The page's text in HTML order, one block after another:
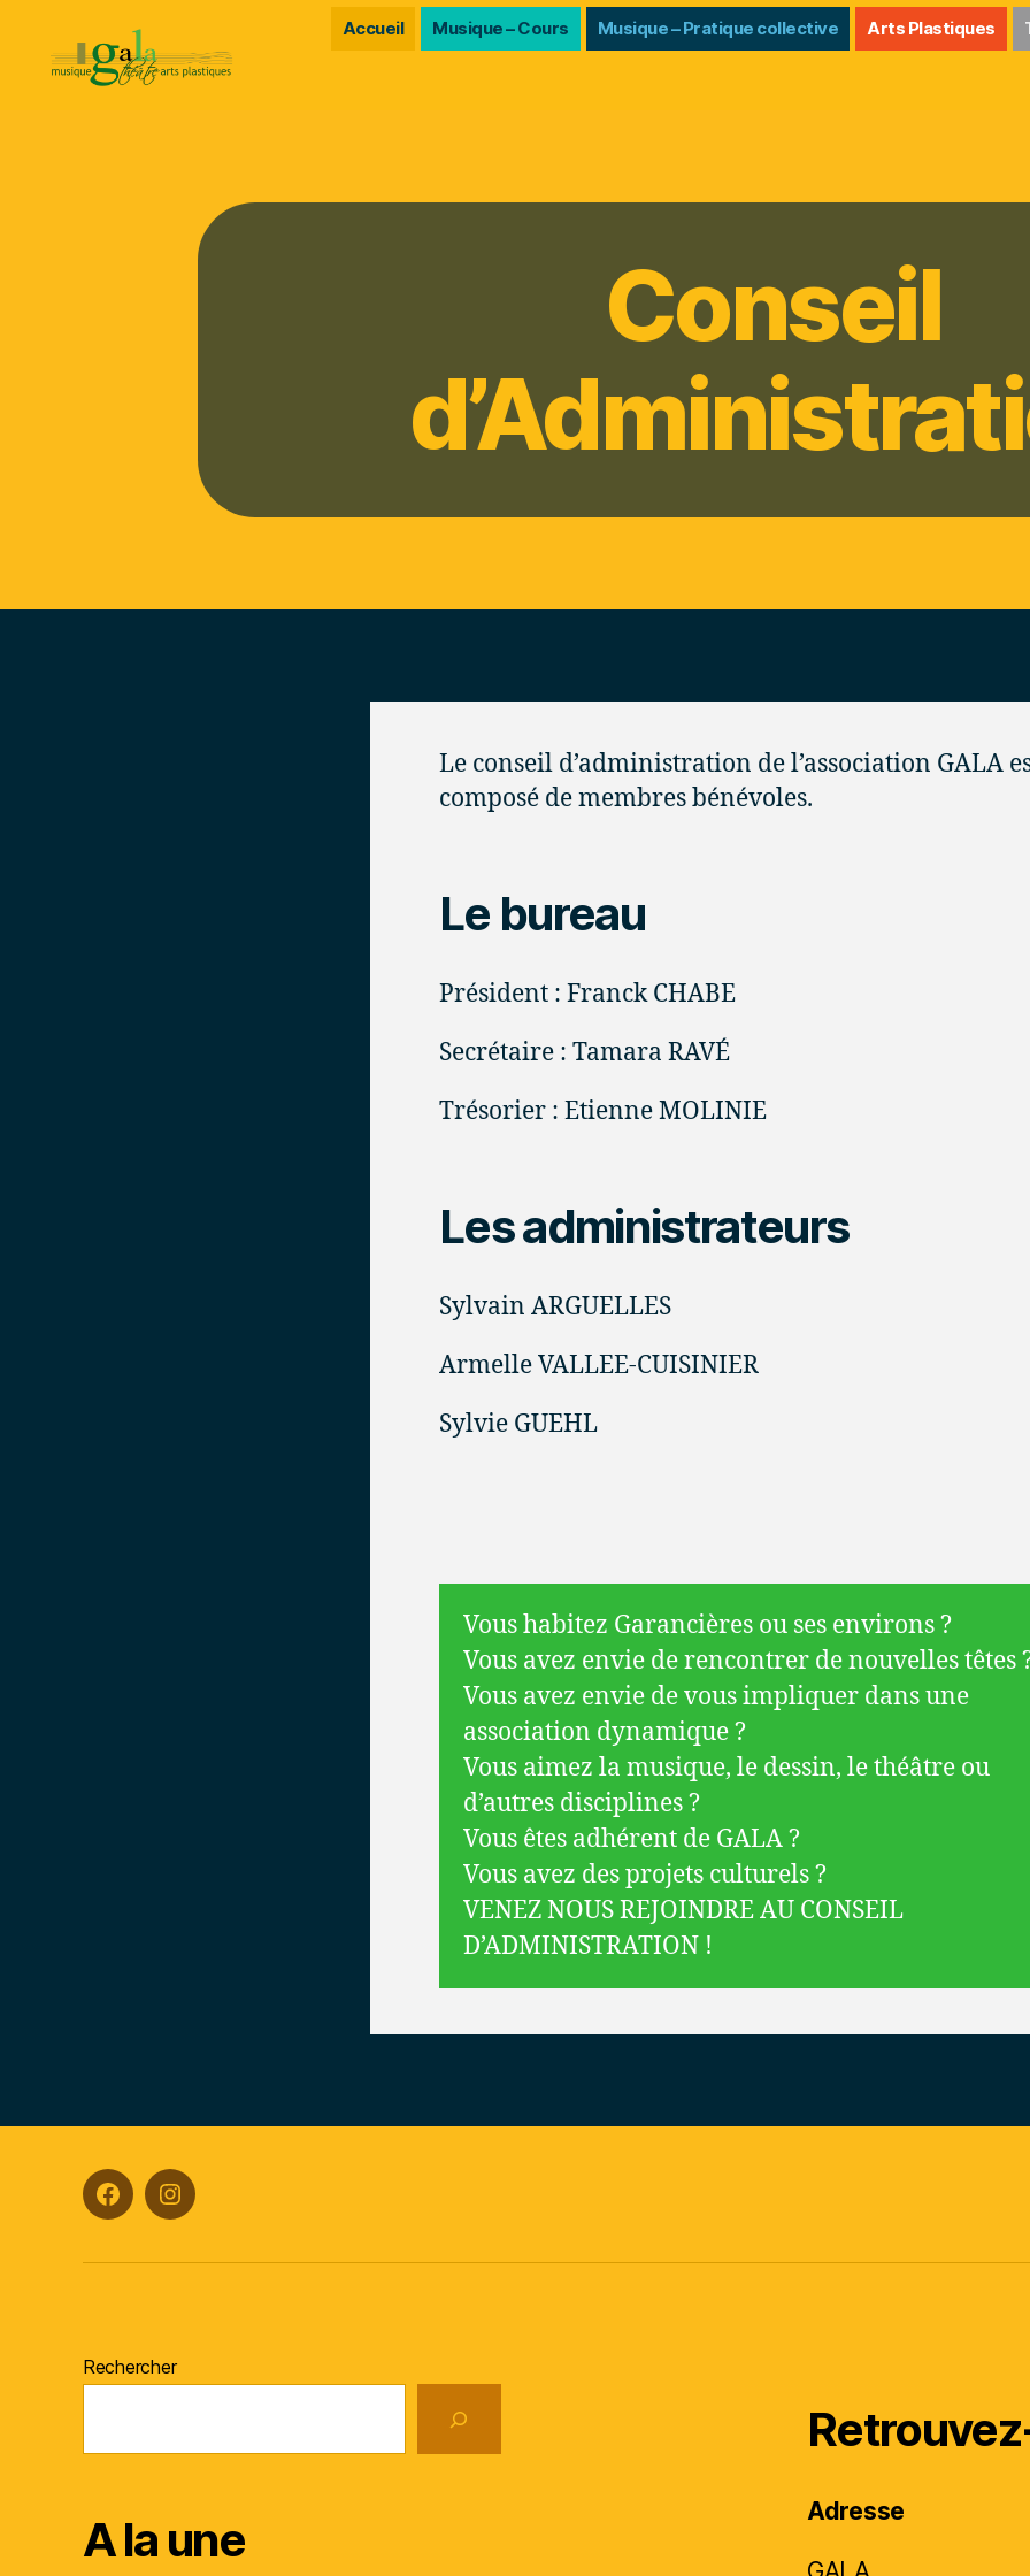
Accueil Musique – Cours Musique – Pratique collective Arts Plastiques
Conseil
Le conseil d’administration de l’association GALA
composé de membres bénévoles.
Le bureau
Président : Franck CHABE
Secrétaire : Tamara RAVÉ
Trésorier : Etienne MOLINIE
Les administrateurs
Sylvain ARGUELLES
Armelle VALLEE-CUISINIER
Sylvie GUEHL
Vous habitez Garancières ou ses environs ?
Vous avez envie de rencontrer de nouvelles têtes
Vous avez envie de vous impliquer dans une
association dynamique ?
Vous aimez la musique, le dessin, le théâtre ou
d’autres disciplines ?
Vous êtes adhérent de GALA ?
Vous avez des projets culturels ?
VENEZ NOUS REJOINDRE AU CONSEIL
D’ADMINISTRATION !
FacebookInstagram
Rechercher
A la une
Adresse